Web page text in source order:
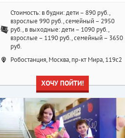
Стоимость: в будни: дети – 890 руб.,
взрослые 990 руб., семейный – 2950
руб., в выходные: дети – 1090 руб.,
взрослые – 1190 руб., семейный – 3650
руб.
Робостанция, Москва, пр-кт Мира, 119с2
ХОЧУ ПОЙТИ!